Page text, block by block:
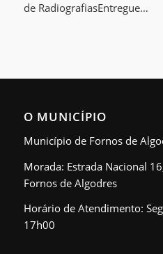
de RadiografiasEntregue…
O MUNICÍPIO
Município de Fornos de
Morada: Estrada Nacional
Fornos de Algodres
Horário de Atendimento:
17h00